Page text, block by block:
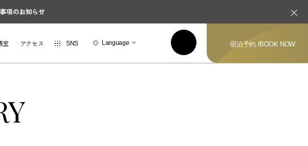
項のお知らせ
室 アクセス SNS Language 宿泊予約 /BOOK NOW